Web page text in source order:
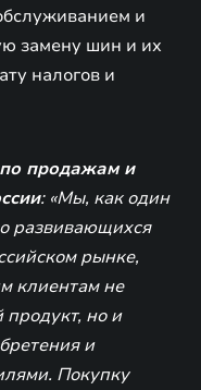
и
замену шин и их
налогов и
продажам и
: «Мы, как один
развивающихся
рынке,
клиентам не
продукт, но и
и
Покупку